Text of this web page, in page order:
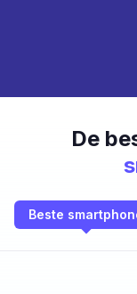
De
Beste